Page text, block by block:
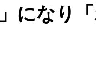
になり